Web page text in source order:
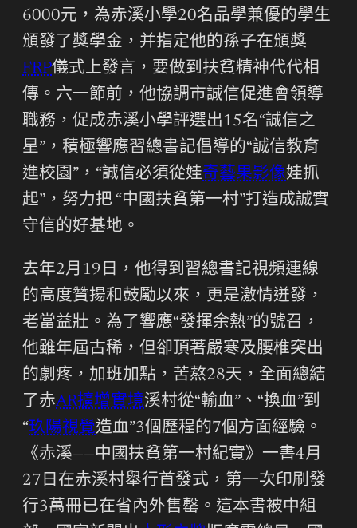
6000元，為赤溪小學20名品學兼優的學生
頒發了獎學金，并指定他的孫子在頒獎
FRP儀式上發言，要做到扶貧精神代代相
傳。六一節前，他協調市誠信促進會領導
職務，促成赤溪小學評選出15名“誠信之
星”，積極響應習總書記倡導的“誠信教育
進校園”，“誠信必須從娃奇藝果影像娃抓
起”，努力把 “中國扶貧第一村”打造成誠實
守信的好基地。
去年2月19日，他得到習總書記視頻連線
的高度贊揚和鼓勵以來，更是激情迸發，
老當益壯。為了響應“發揮余熱”的號召，
他雖年屆古稀，但卻頂著嚴寒及腰椎突出
的劇疼，加班加點，苦熬28天，全面總結
了赤AR擴增實境溪村從“輸血”、“換血”到
“玖陽視覺造血”3個歷程的7個方面經驗。
《赤溪——中國扶貧第一村紀實》一書4月
27日在赤溪村舉行首發式，第一次印刷發
行3萬冊已在省內外售罄。這本書被中組